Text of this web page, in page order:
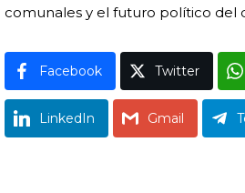
comunales y el futuro político del
Facebook Twitter
LinkedIn Gmail